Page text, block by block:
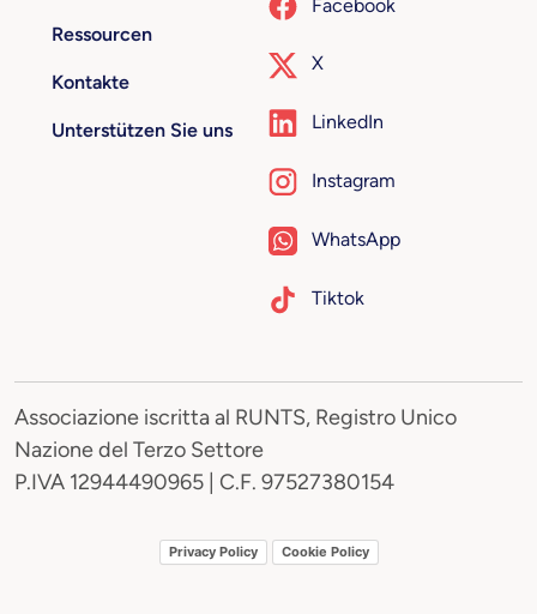
Ressourcen
Kontakte
Unterstützen Sie uns
Facebook
X
LinkedIn
Instagram
WhatsApp
Tiktok
Associazione iscritta al RUNTS, Registro Unico
Nazione del Terzo Settore
P.IVA 12944490965 | C.F. 97527380154
Privacy Policy Cookie Policy